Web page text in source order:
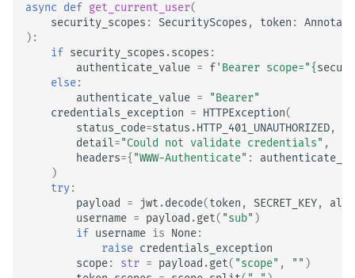
async def get_current_user(
security_scopes : SecurityScopes , token :
):
if security_scopes .scopes :
authenticate_value = f'Bearer scope="{
else:
authenticate_value =
"Bearer"
credentials_exception = HTTPException(
status_code=status .HTTP_401_UNAUTHORIZED,
detail="Could not validate credentials" ,
headers={ "WWW-Authenticate" :
)
try:
payload = jwt .decode(token , SECRET_KEY,
username = payload .get( "sub" )
if username is None:
raise credentials_exception
scope: str = payload .get( "scope" , "" )